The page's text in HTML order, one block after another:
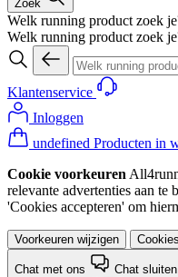
Zoek
Welk running product zoek
Welk running product zoek
Klantenservice
Inloggen
undefined Producten in
Cookie voorkeuren
relevante advertenties aan te
'Cookies accepteren' om
Voorkeuren wijzigen
Chat met ons Chat sluiten